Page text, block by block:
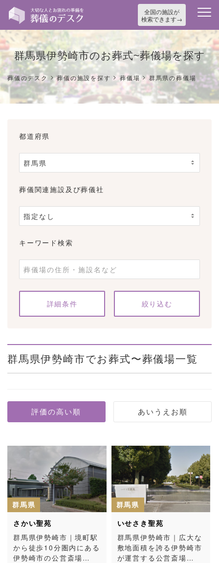
全国の施設が
検索できます
群馬県伊勢崎市のお葬式~葬儀場を探す
葬儀のデスク >葬儀の施設を探す >葬儀場>群馬県の葬儀場
都道府県
葬儀関連施設及び葬儀社
キーワード検索
条件をクリア
詳細条件
群馬県伊勢崎市でお葬式〜葬儀場一覧
群馬県
さかい聖苑
群馬県伊勢崎市｜境町駅
から徒歩10分圏内にある
伊勢崎市の公営斎場…
群馬県
いせさき聖苑
群馬県伊勢崎市｜広大な
敷地面積を誇る伊勢崎市
が運営する公営斎場…